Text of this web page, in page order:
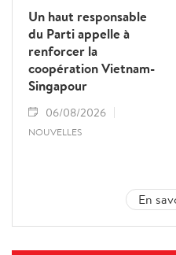
Un haut responsable
du Parti appelle à
renforcer la
coopération Vietnam-
Singapour
06/08/2026
NOUVELLES
En